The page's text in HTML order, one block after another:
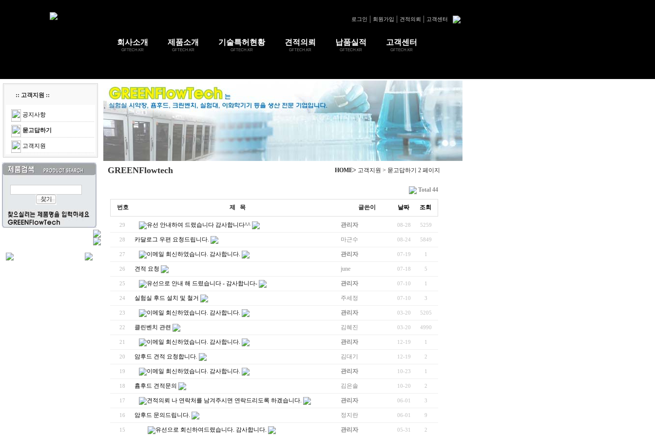
고객센터
견적의뢰
회원가입
로그인
회사소개
GFTECH.KR
제품소개
GFTECH.KR
기술특허현황
GFTECH.KR
견적의뢰
GFTECH.KR
납품실적
GFTECH.KR
고객센터
GFTECH.KR
:: 고객지원 ::
공지사항
묻고답하기
고객지원
GREENFlowtech HOME> 고객지원 > 묻고답하기 2 페이지
Total 44
번호 제 목 글쓴이 날짜 조회
29 유선 안내하여 드렸습니다 감사합니다^^ 관리자 08-28 5259
28 카달로그 우편 요청드립니다. 마근수 08-24 5849
27 이메일 회신하였습니다. 감사합니다. 관리자 07-19 1
26 견적 요청 june 07-18 5
25 유선으로 안내 해 드렸습니다 - 감사합니다- 관리자 07-10 1
24 실험실 후드 설치 및 철거 주세정 07-10 3
23 이메일 회신하였습니다. 감사합니다. 관리자 03-20 5205
22 클린벤치 관련 김혜진 03-20 4990
21 이메일 회신하였습니다. 감사합니다. 관리자 12-19 1
20 암후드 견적 요청합니다. 김대기 12-19 2
19 이메일 회신하였습니다. 감사합니다. 관리자 10-23 1
18 흄후드 견적문의 김은솔 10-20 2
17 견적의뢰 나 연락처를 남겨주시면 연락드리도록 하겠습니다. 관리자 06-01 3
16 암후드 문의드립니다. 정지란 06-01 9
15 유선으로 회신하여드렸습니다. 감사합니다. 관리자 05-31 2